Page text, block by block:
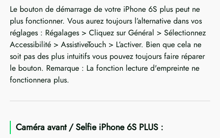
Le bouton de démarrage de votre iPhone 6S plus peut ne
plus fonctionner. Vous aurez toujours l’alternative dans vos
réglages : Régalages > Cliquez sur Général > Sélectionnez
Accessibilité > AssistiveTouch > L’activer. Bien que cela ne
soit pas des plus intuitifs vous pouvez toujours faire réparer
le bouton. Remarque : La fonction lecture d'empreinte ne
fonctionnera plus.
Caméra avant / Selfie iPhone 6S PLUS :